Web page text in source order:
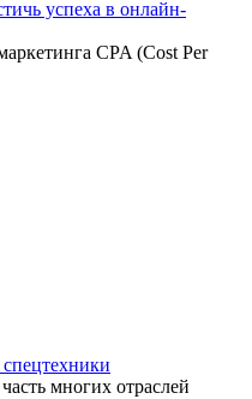
успеха в онлайн-
CPA (Cost Per
многих отраслей